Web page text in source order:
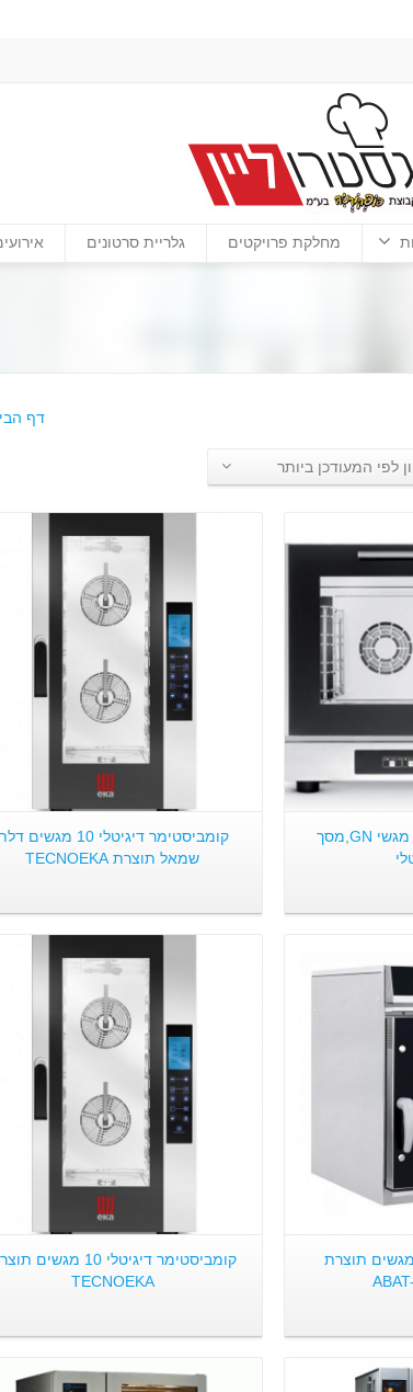
מחלקת פרויקטים גלריית סרטונים
דף
לפי המעודכן ביותר
פרטים:
קומביסטימר דיגיטלי 10 מגשים
שמאל תוצרת TECNOEKA
תנור קומבטיסטימר 4 מגשי GN,מסך
פרטים:
קומביסטימר דיגיטלי 10 מגשים
TECNOEKA
קומביסטימר 6 מגשים תוצרת